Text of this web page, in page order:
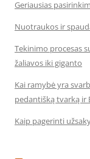
Geriausias
Nuotraukos ir
Tekinimo procesas
žaliavos iki giganto
Kai ramybė yra
pedantišką tvarką ir
Kaip pagerinti